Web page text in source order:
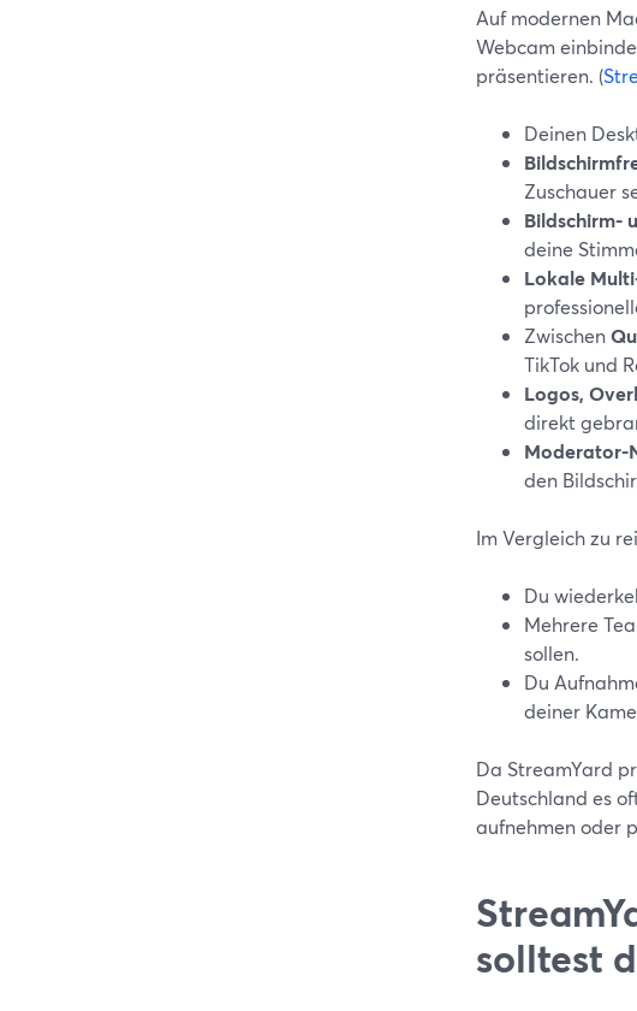
Auf modernen
Webcam
präsentieren. (
Deinen
Zuschauer
Bildschirm-
deine
Lokale
Zwischen
TikTok und
Logos,
direkt
Moderator-
den
Im Vergleich zu
Du
Mehrere
sollen.
Du
deiner
Da StreamYard
Deutschland es
aufnehmen oder
solltest